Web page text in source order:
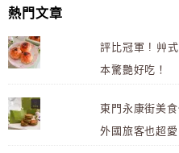
熱門文章
評比冠軍 ! 艸
本驚艷好吃！
東門永康街美
外國旅客也超愛